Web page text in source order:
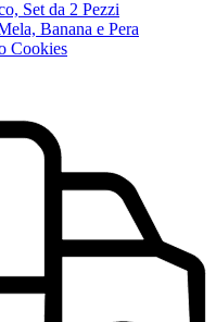
Set da 2 Pezzi
Banana e Pera
Cookies